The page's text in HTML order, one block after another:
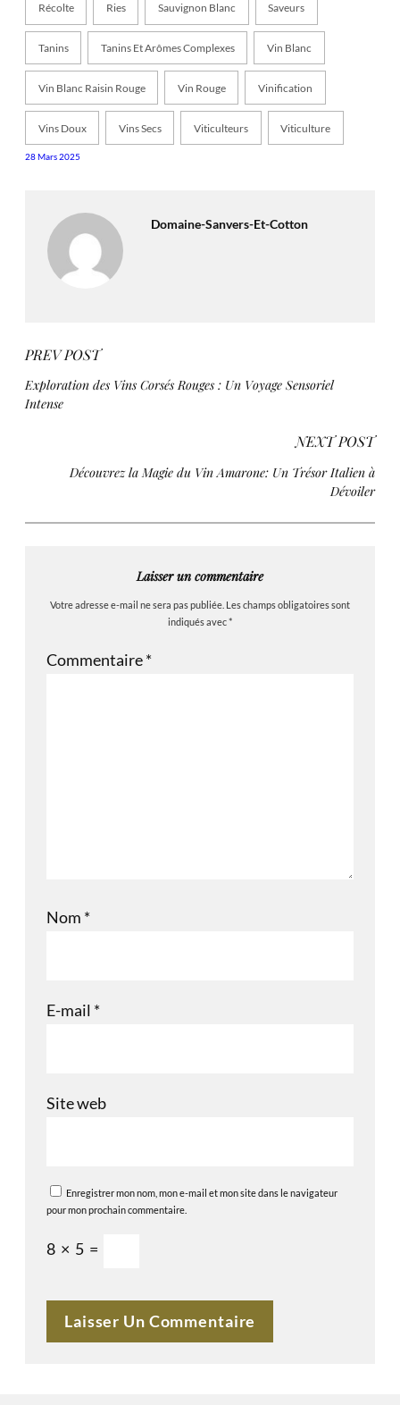
Récolte Ries Sauvignon Blanc Saveurs
Tanins Tanins Et Arômes Complexes Vin Blanc
Vin Blanc Raisin Rouge Vin Rouge Vinification
Vins Doux Vins Secs Viticulteurs Viticulture
28 Mars 2025
Domaine-Sanvers-Et-Cotton
PREV POST
Exploration des Vins Corsés Rouges : Un Voyage Sensoriel
Intense
NEXT POST
Découvrez la Magie du Vin Amarone: Un Trésor Italien à
Dévoiler
Laisser un commentaire
Votre adresse e-mail ne sera pas publiée. Les champs obligatoires sont
indiqués avec*
Commentaire*
Nom *
E-mail *
Site web
Enregistrer mon nom, mon e-mail et mon site dans le navigateur
pour mon prochain commentaire.
8 × 5 =